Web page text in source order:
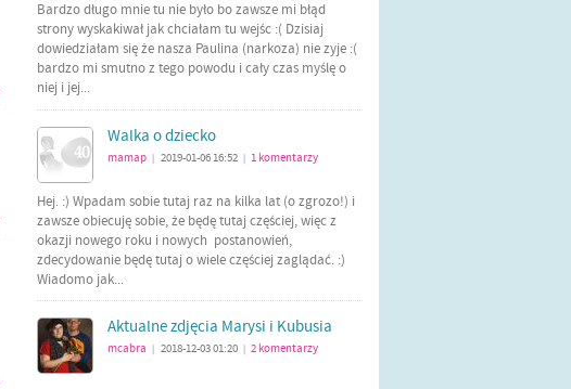
Bardzo długo mnie tu nie było bo zawsze mi błąd
strony wyskakiwał jak chciałam tu wejśc :( Dzisiaj
dowiedziałam się że nasza Paulina (narkoza) nie zyje :(
bardzo mi smutno z tego powodu i cały czas myślę o
niej i jej...
Walka o dziecko
mamap 2019-01-06 16:52 1 komentarzy
Hej. :) Wpadam sobie tutaj raz na kilka lat (o zgrozo!) i
zawsze obiecuję sobie, że będę tutaj częściej, więc z
okazji nowego roku i nowych postanowień,
zdecydowanie będę tutaj o wiele częściej zaglądać. :)
Wiadomo jak...
Aktualne zdjęcia Marysi i Kubusia
mcabra 2018-12-03 01:20 2 komentarzy